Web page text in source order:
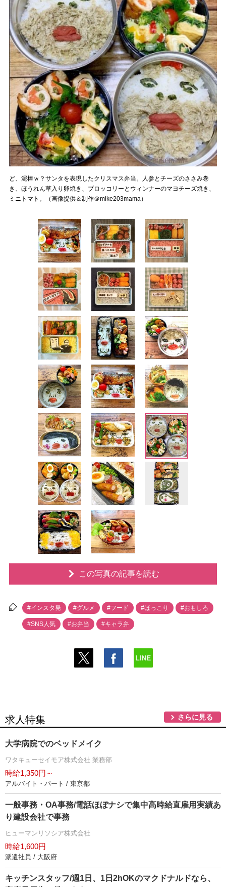
ど、泥棒ｗ？サンタを表現したクリスマス弁当。人参とチーズのささみ巻
き、ほうれん草入り卵焼き、ブロッコリーとウィンナーのマヨチーズ焼き、
ミニトマト。（画像提供＆制作＠mike203mama）
この写真の記事を読む
#インスタ発 #グルメ #フード #ほっこり #おもしろ
#SNS人気 #お弁当 #キャラ弁
求人特集 さらに見る
大学病院でのベッドメイク
ワタキューセイモア株式会社 業務部
時給1,350円～
アルバイト・パート / 東京都
一般事務・OA事務/電話ほぼナシで集中高時給直雇用実績あ
り建設会社で事務
ヒューマンリソシア株式会社
時給1,600円
派遣社員 / 大阪府
キッチンスタッフ/週1日、1日2hOKのマクドナルドなら、